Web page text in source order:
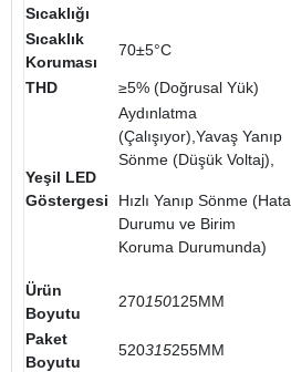
Sıcaklığı
Sıcaklık
Koruması
70±5°C
THD ≥5% (Doğrusal Yük)
Yeşil LED
Göstergesi
Aydınlatma
(Çalışıyor),Yavaş Yanıp
Sönme (Düşük Voltaj),
Hızlı Yanıp Sönme (Hata
Durumu ve Birim
Koruma Durumunda)
Ürün
Boyutu
270150125MM
Paket
Boyutu
520315255MM